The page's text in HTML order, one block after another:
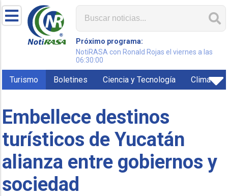
Próximo programa:
NotiRASA con Ronald Rojas el viernes a las
06:30:00
Turismo Boletines Ciencia y Tecnología Clima
Embellece destinos
turísticos de Yucatán
alianza entre gobiernos y
sociedad